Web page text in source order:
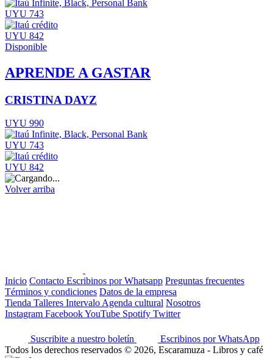
UYU 743
UYU 842
Disponible
APRENDE A GASTAR
CRISTINA DAYZ
UYU 990
UYU 743
UYU 842
Volver arriba
Inicio Contacto Escribinos por Whatsapp Preguntas frecuentes
Términos y condiciones Datos de la empresa
Tienda Talleres Intervalo Agenda cultural Nosotros
Instagram FacebookYouTube Spotify Twitter
Suscribite a nuestro boletín
Escribinos por WhatsApp
Todos los derechos reservados © 2026, Escaramuza - Libros y café